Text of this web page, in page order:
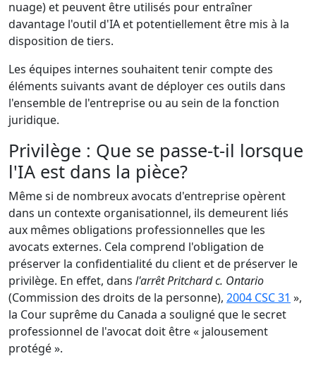
nuage) et peuvent être utilisés pour entraîner
davantage l'outil d'IA et potentiellement être mis à la
disposition de tiers.
Les équipes internes souhaitent tenir compte des
éléments suivants avant de déployer ces outils dans
l'ensemble de l'entreprise ou au sein de la fonction
juridique.
Privilège : Que se passe-t-il lorsque
l'IA est dans la pièce?
Même si de nombreux avocats d'entreprise opèrent
dans un contexte organisationnel, ils demeurent liés
aux mêmes obligations professionnelles que les
avocats externes. Cela comprend l'obligation de
préserver la confidentialité du client et de préserver le
privilège. En effet, dans l'arrêt Pritchard c. Ontario
(Commission des droits de la personne), 2004 CSC 31 »,
la Cour suprême du Canada a souligné que le secret
professionnel de l'avocat doit être « jalousement
protégé ».